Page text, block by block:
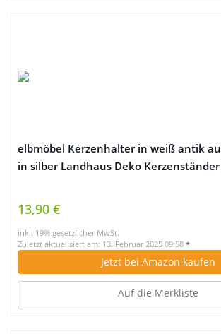
elbmöbel Kerzenhalter in weiß antik
in silber Landhaus Deko
13,90 €
inkl. 19% gesetzlicher MwSt.
Zuletzt aktualisiert am: 13. Februar 2025 09:58 *
Jetzt bei Amazon kaufen
Auf die Merkliste